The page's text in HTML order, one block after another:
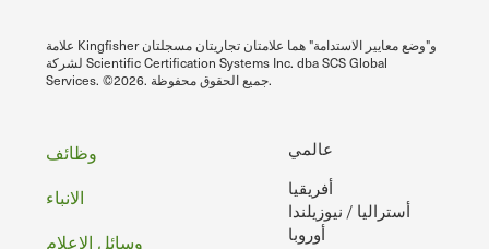
علامة Kingfisher و"وضع معايير الاستدامة" هما علامتان تجاريتان مسجلتان
لشركة Scientific Certification Systems Inc. dba SCS Global
Services. ©2026. جميع الحقوق محفوظة.
عالمي
أفريقيا
أستراليا / نيوزيلندا
أوروبا
تذييل
الصفحه
وظائف
الانباء
وسائل الإعلام